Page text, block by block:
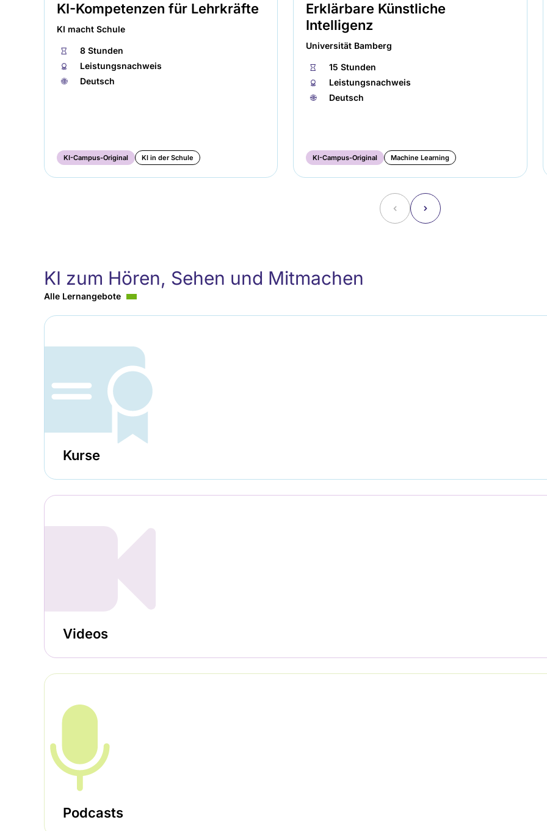
KI-Kompetenzen für Lehrkräfte
KI macht Schule
⏱
8 Stunden
🏅︎
Leistungsnachweis
🌐︎
Deutsch
KI-Campus-Original KI in der Schule
Erklärbare Künstliche
Intelligenz
Universität Bamberg
⏱
15 Stunden
🏅︎
Leistungsnachweis
🌐︎
Deutsch
KI-Campus-Original Machine Learning
˂ ˃
KI zum Hören, Sehen und Mitmachen
Alle Lernangebote
Kurse
Videos
Podcasts